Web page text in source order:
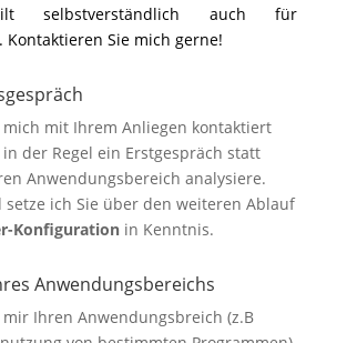
selbstverständlich auch für
Kontaktieren Sie mich gerne!
mich mit Ihrem Anliegen kontaktiert
der Regel ein Erstgespräch statt
Anwendungsbereich analysiere.
setze ich Sie über den weiteren Ablauf
Konfigurationin Kenntnis.
Anwendungsbereichs
mir Ihren Anwendungsbreich (z.B